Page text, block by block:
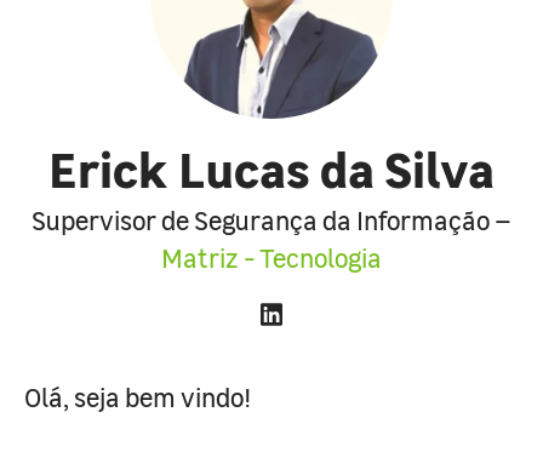
Erick Lucas da Silva
Supervisor de Segurança da Informação –
Matriz - Tecnologia
Olá, seja bem vindo!